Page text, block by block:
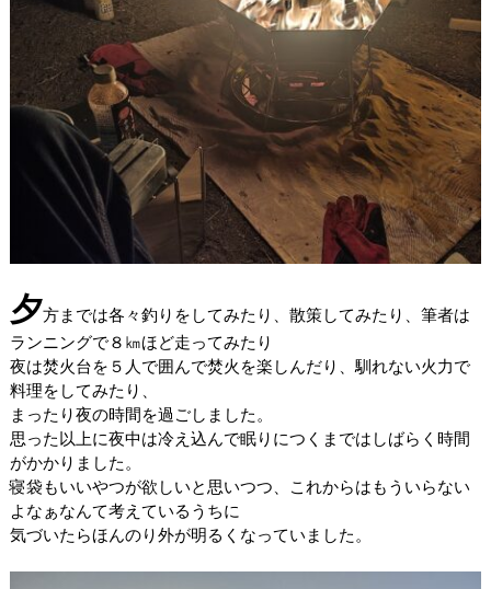
夕方までは各々釣りをしてみたり、散策してみたり、筆者は
ランニングで８㎞ほど走ってみたり
夜は焚火台を５人で囲んで焚火を楽しんだり、馴れない火力で
料理をしてみたり、
まったり夜の時間を過ごしました。
思った以上に夜中は冷え込んで眠りにつくまではしばらく時間
がかかりました。
寝袋もいいやつが欲しいと思いつつ、これからはもういらない
よなぁなんて考えているうちに
気づいたらほんのり外が明るくなっていました。